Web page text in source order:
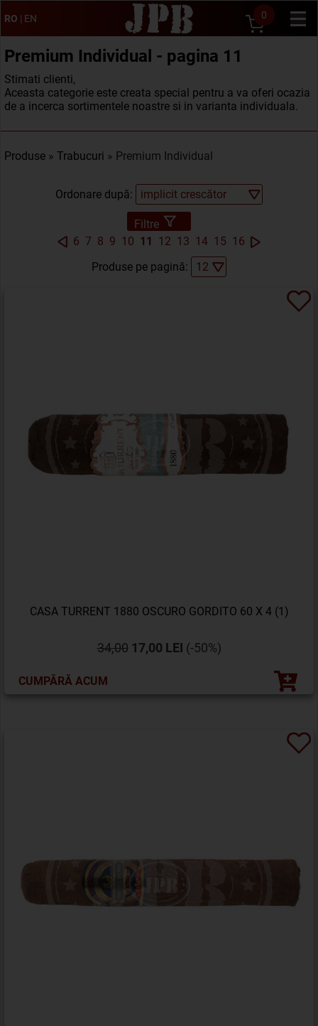
RO | EN 0
Premium Individual - pagina 11
Stimati clienti,
Aceasta categorie este creata special pentru a va oferi ocazia
de a incerca sortimentele noastre si in varianta individuala.
Produse » Trabucuri » Premium Individual
Ordonare după:
Filtre
6 7 8 9 10 11 12 13 14 15 16
Produse pe pagină:
CASA TURRENT 1880 OSCURO GORDITO 60 X 4 (1)
34,00 17,00 LEI (-50%)
CUMPĂRĂ ACUM